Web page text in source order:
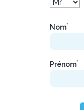
Nom*
Prénom*